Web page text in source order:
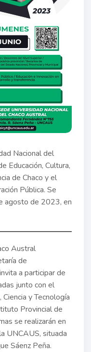
Nacional del
Educación, Cultura,
de Chaco y el
Pública. Se
agosto de 2023, en
Austral
de
a participar de
junto con el
y Tecnología
Provincial de
se realizarán en
UNCAUS, situada
Sáenz Peña.